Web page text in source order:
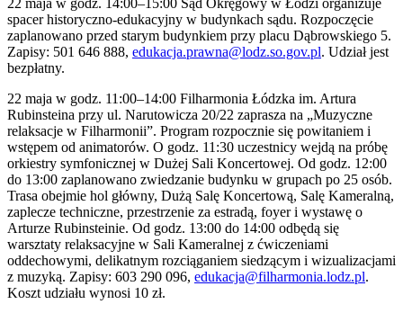
22 maja w godz. 14:00–15:00 Sąd Okręgowy w Łodzi organizuje
spacer historyczno-edukacyjny w budynkach sądu. Rozpoczęcie
zaplanowano przed starym budynkiem przy placu Dąbrowskiego 5.
Zapisy: 501 646 888, edukacja.prawna@lodz.so.gov.pl. Udział jest
bezpłatny.
22 maja w godz. 11:00–14:00 Filharmonia Łódzka im. Artura
Rubinsteina przy ul. Narutowicza 20/22 zaprasza na „Muzyczne
relaksacje w Filharmonii”. Program rozpocznie się powitaniem i
wstępem od animatorów. O godz. 11:30 uczestnicy wejdą na próbę
orkiestry symfonicznej w Dużej Sali Koncertowej. Od godz. 12:00
do 13:00 zaplanowano zwiedzanie budynku w grupach po 25 osób.
Trasa obejmie hol główny, Dużą Salę Koncertową, Salę Kameralną,
zaplecze techniczne, przestrzenie za estradą, foyer i wystawę o
Arturze Rubinsteinie. Od godz. 13:00 do 14:00 odbędą się
warsztaty relaksacyjne w Sali Kameralnej z ćwiczeniami
oddechowymi, delikatnym rozciąganiem siedzącym i wizualizacjami
z muzyką. Zapisy: 603 290 096, edukacja@filharmonia.lodz.pl.
Koszt udziału wynosi 10 zł.